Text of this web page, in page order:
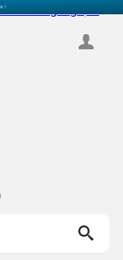
Language